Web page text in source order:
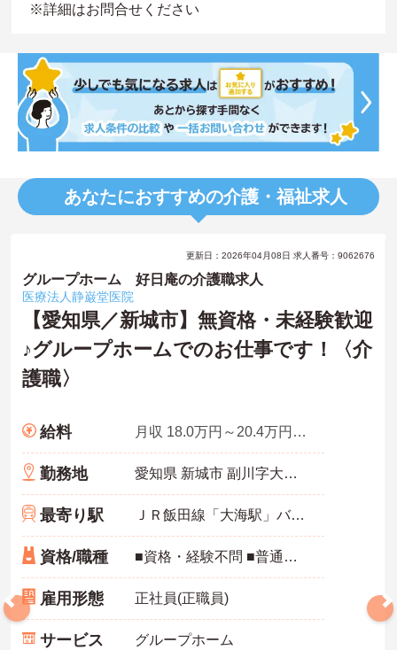
※詳細はお問合せください
あなたにおすすめの介護・福祉求人
更新日：2026年04月08日 求人番号：9062676
グループホーム 好日庵の介護職求人
医療法人静巌堂医院
【愛知県／新城市】無資格・未経験歓迎
♪グループホームでのお仕事です！〈介
護職〉
給料 月収 18.0万円～20.4万円程度 諸手当込
勤務地 愛知県 新城市 副川字大貝津13番地
最寄り駅 ＪＲ飯田線「大海駅」バス・車13分
資格/職種 ■資格・経験不問 ■普通自動車免許をお持ちの方
雇用形態 正社員(正職員)
サービス グループホーム